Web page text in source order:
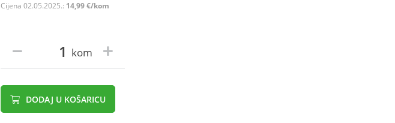
Cijena 02.05.2025.: 14,99 €/kom
kom
DODAJ U KOŠARICU